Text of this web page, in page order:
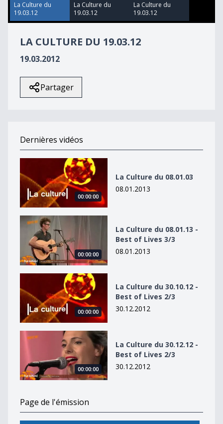
50
seconds
La Culture du
19.03.12
La Culture du
19.03.12
La Culture du
19.03.12
LA CULTURE DU 19.03.12
19.03.2012
Partager
Dernières vidéos
La Culture du 08.01.03
00:00:00
La Culture du 08.01.03
08.01.2013
La Culture du 08.01.13 - Best of Lives 3/3
00:00:00
La Culture du 08.01.13 -
Best of Lives 3/3
08.01.2013
La Culture du 30.10.12 - Best of Lives 2/3
00:00:00
La Culture du 30.10.12 -
Best of Lives 2/3
30.12.2012
La Culture du 30.12.12 - Best of Lives 2/3
00:00:00
La Culture du 30.12.12 -
Best of Lives 2/3
30.12.2012
Page de l'émission